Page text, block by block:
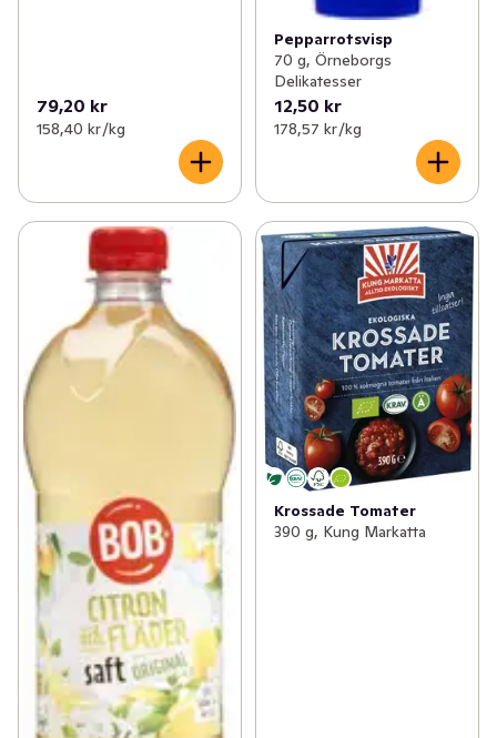
79,20 kr
158,40 kr /kg
Pepparrotsvisp
70 g, Örneborgs
Delikatesser
12,50 kr
178,57 kr /kg
Krossade Tomater
390 g, Kung Markatta